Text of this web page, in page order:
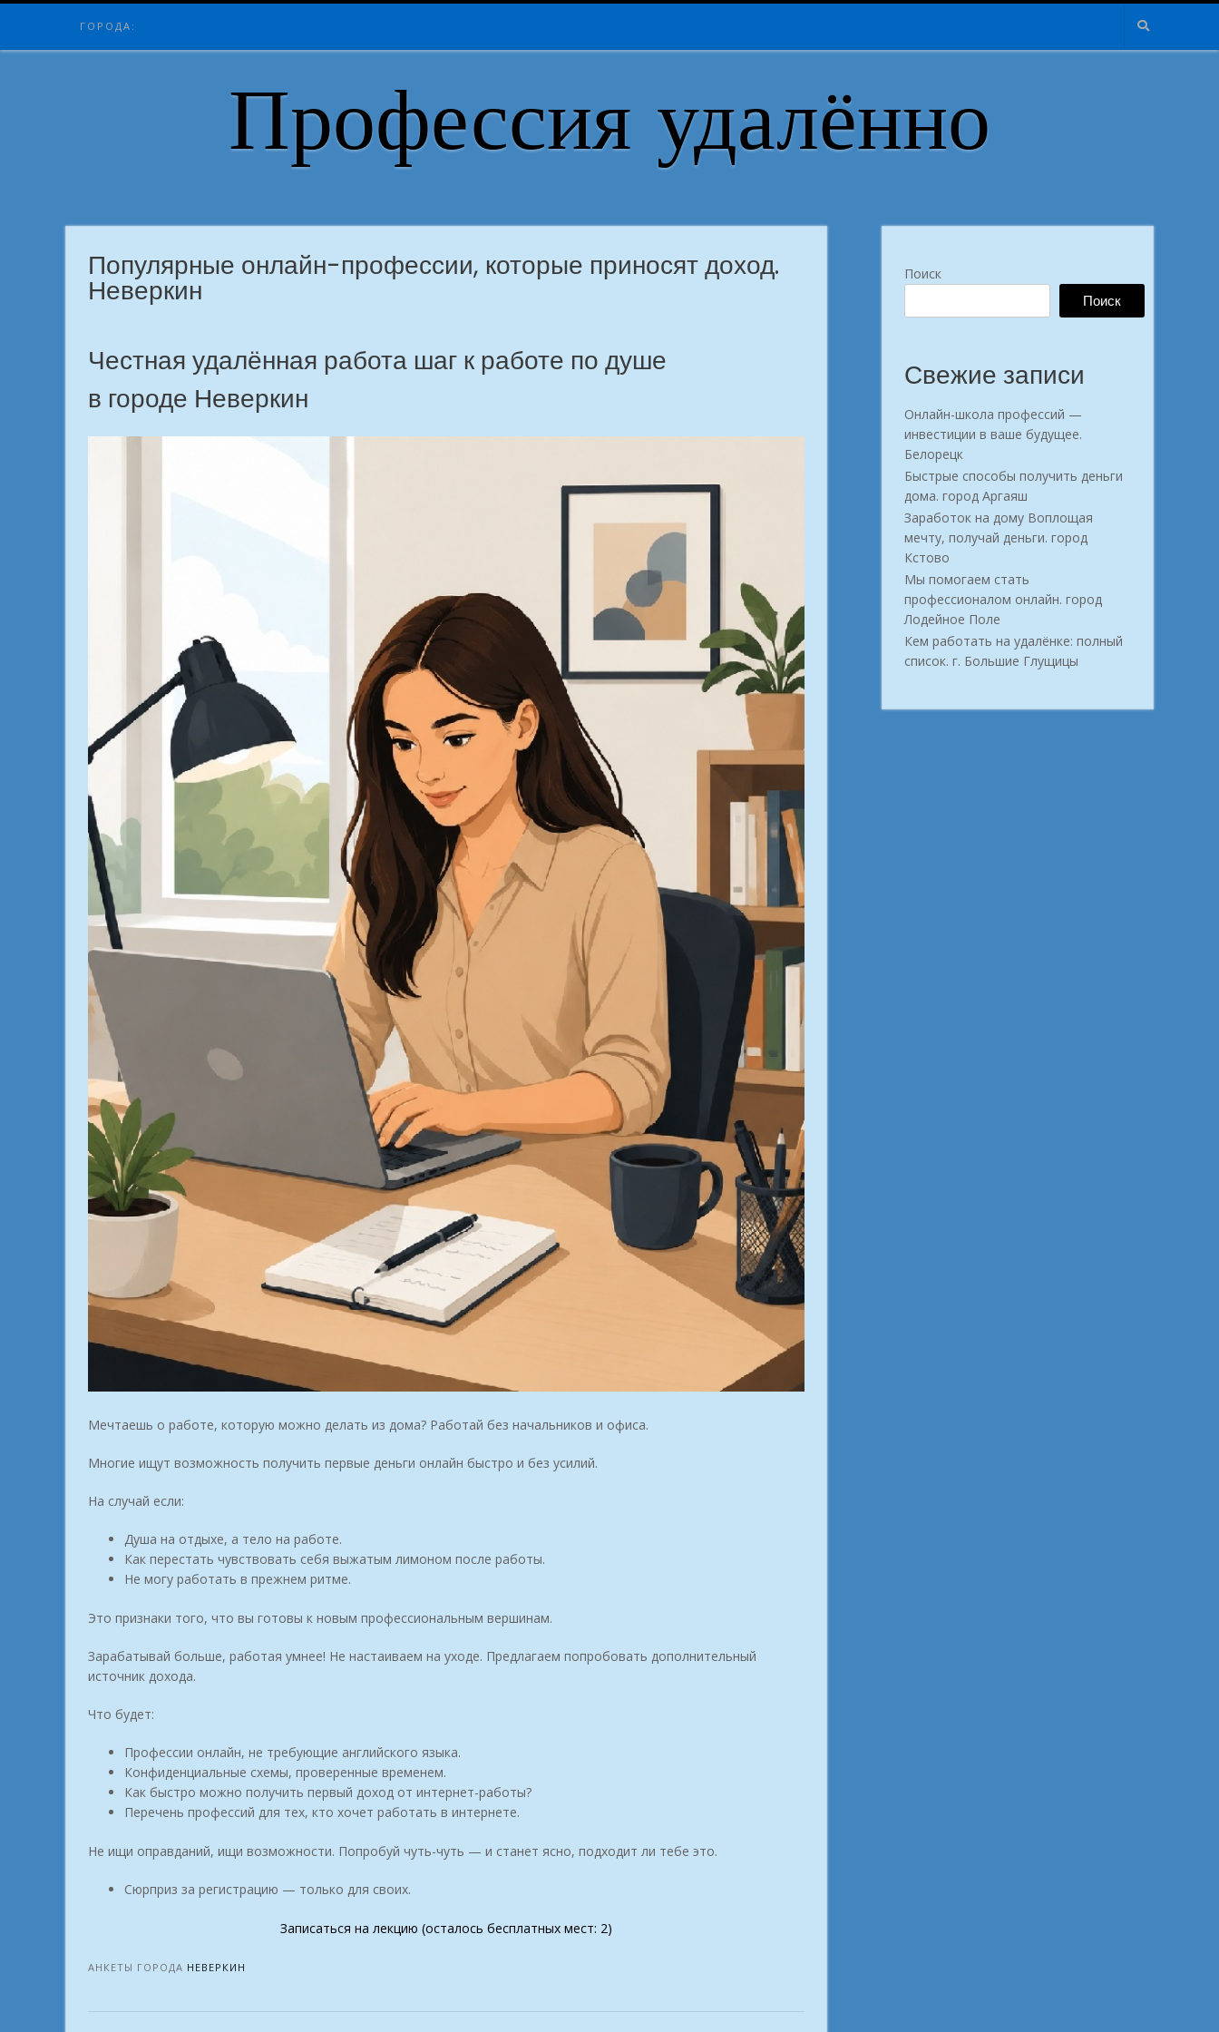
Skip
content
ГОРОДА:
Профессия удалённо
Популярные онлайн-профессии, которые приносят доход.
Неверкин
Честная удалённая работа шаг к работе по душе
в городе Неверкин
Мечтаешь о работе, которую можно делать из дома? Работай без начальников и офиса.
Многие ищут возможность получить первые деньги онлайн быстро и без усилий.
На случай если:
Душа на отдыхе, а тело на работе.
Как перестать чувствовать себя выжатым лимоном после работы.
Не могу работать в прежнем ритме.
Это признаки того, что вы готовы к новым профессиональным вершинам.
Зарабатывай больше, работая умнее! Не настаиваем на уходе. Предлагаем попробовать дополнительный
источник дохода.
Что будет:
Профессии онлайн, не требующие английского языка.
Конфиденциальные схемы, проверенные временем.
Как быстро можно получить первый доход от интернет-работы?
Перечень профессий для тех, кто хочет работать в интернете.
Не ищи оправданий, ищи возможности. Попробуй чуть-чуть — и станет ясно, подходит ли тебе это.
Сюрприз за регистрацию — только для своих.
Записаться на лекцию (осталось бесплатных мест: 2)
АНКЕТЫ ГОРОДА НЕВЕРКИН
Поиск
Поиск
Свежие записи
Онлайн-школа профессий —
инвестиции в ваше будущее.
Белорецк
Быстрые способы получить деньги
дома. город Аргаяш
Заработок на дому Воплощая
мечту, получай деньги. город
Кстово
Мы помогаем стать
профессионалом онлайн. город
Лодейное Поле
Кем работать на удалёнке: полный
список. г. Большие Глущицы